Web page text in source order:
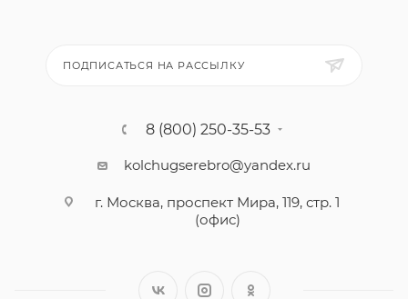
ПОДПИСАТЬСЯ НА РАССЫЛКУ
8 (800) 250-35-53
kolchugserebro@yandex.ru
г. Москва, проспект Мира, 119, стр. 1
(офис)